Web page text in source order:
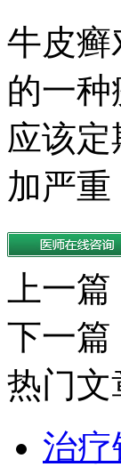
牛皮癣
的一
应该
加严
上一篇
下一篇
热门文
治